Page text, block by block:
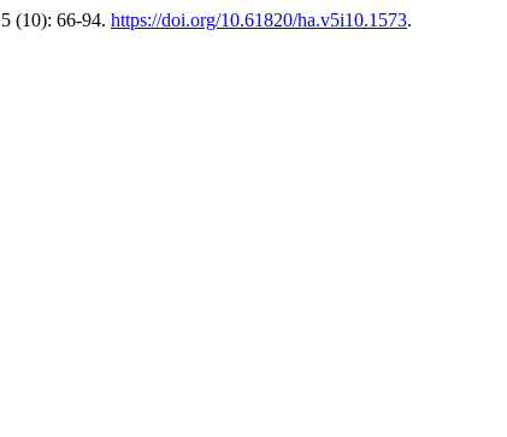
5 (10): 66-94. https://doi.org/10.61820/ha.v5i10.1573.